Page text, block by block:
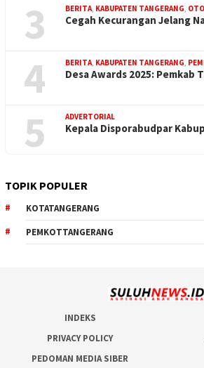
3 BERITA KABUPATEN TANGERANG
Cegah Kecurangan Jelang
4 BERITA KABUPATEN TANGERANG
Desa Awards 2025: Pemkab
5 ADVERTORIAL
Kepala Disporabudpar
TOPIK POPULER
KOTATANGERANG
PEMKOTTANGERANG
INDEKS
PRIVACY POLICY
PEDOMAN MEDIA SIBER